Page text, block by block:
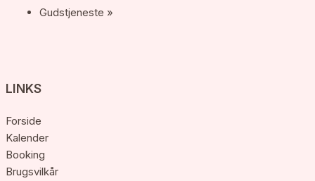
Gudstjeneste »
LINKS
Forside
Kalender
Booking
Brugsvilkår